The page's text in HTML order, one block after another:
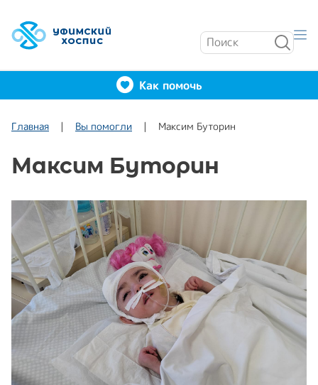
Как помочь
Главная Вы помогли Максим Буторин
Максим Буторин